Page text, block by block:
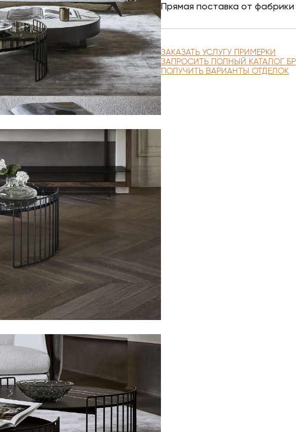
Прямая поставка от фабрики
ЗАКАЗАТЬ УСЛУГУ ПРИМЕРКИ
ЗАПРОСИТЬ ПОЛНЫЙ КАТАЛОГ
ПОЛУЧИТЬ ВАРИАНТЫ ОТДЕЛОК